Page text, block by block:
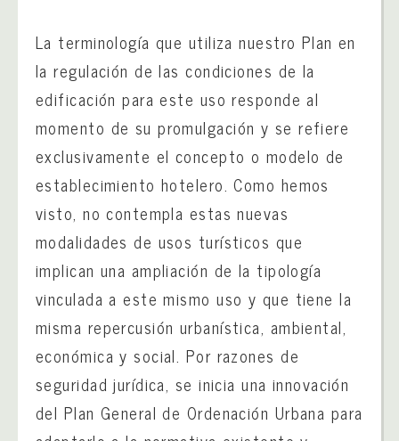
La terminología que utiliza nuestro Plan en
la regulación de las condiciones de la
edificación para este uso responde al
momento de su promulgación y se refiere
exclusivamente el concepto o modelo de
establecimiento hotelero. Como hemos
visto, no contempla estas nuevas
modalidades de usos turísticos que
implican una ampliación de la tipología
vinculada a este mismo uso y que tiene la
misma repercusión urbanística, ambiental,
económica y social. Por razones de
seguridad jurídica, se inicia una innovación
del Plan General de Ordenación Urbana para